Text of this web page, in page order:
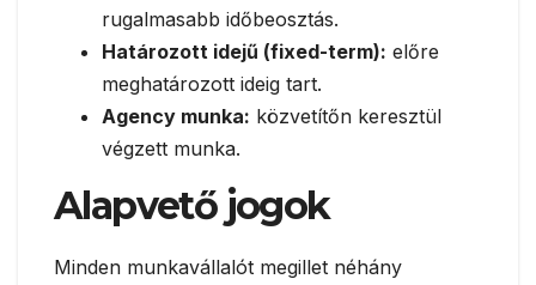
rugalmasabb időbeosztás.
Határozott idejű (fixed-term): előre
meghatározott ideig tart.
Agency munka: közvetítőn keresztül
végzett munka.
Alapvető jogok
Minden munkavállalót megillet néhány